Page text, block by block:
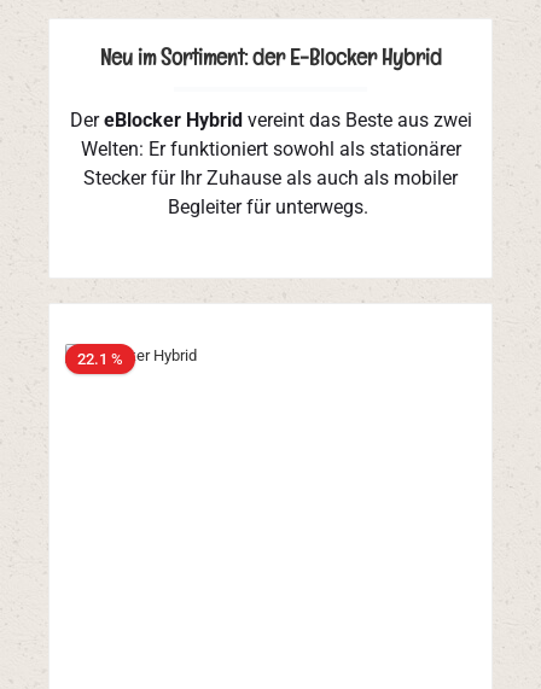
Neu im Sortiment: der E-Blocker Hybrid
Der eBlocker Hybrid vereint das Beste aus zwei
Welten: Er funktioniert sowohl als stationärer
Stecker für Ihr Zuhause als auch als mobiler
Begleiter für unterwegs.
22.1 %